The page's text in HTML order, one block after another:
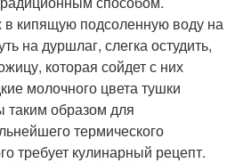
в кипящую подсоленную воду на
на дуршлаг, слегка остудить,
которая сойдет с них
молочного цвета тушки
таким образом для
термического
требует кулинарный рецепт.